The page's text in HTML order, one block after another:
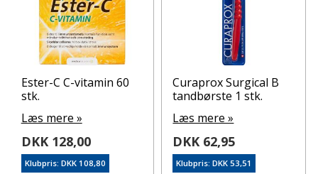
Ester-C C-vitamin 60
stk.
Læs mere »
DKK 128,00
Klubpris: DKK 108,80
Curaprox Surgical B
tandbørste 1 stk.
Læs mere »
DKK 62,95
Klubpris: DKK 53,51